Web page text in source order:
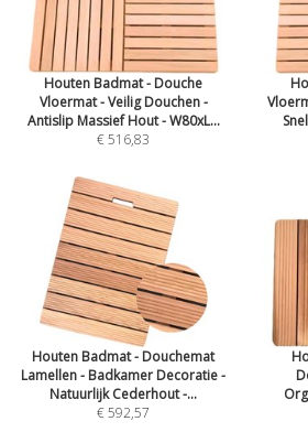
Houten Badmat - Douche
Vloermat - Veilig Douchen -
Antislip Massief Hout - W80xL...
€ 516,83
Houten Badmat - Douchemat
Lamellen - Badkamer Decoratie -
Natuurlijk Cederhout -...
€ 592,57